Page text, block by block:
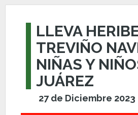
LLEVA
TREVIÑO
NIÑAS Y
JUÁREZ
27 de Diciembre 2023